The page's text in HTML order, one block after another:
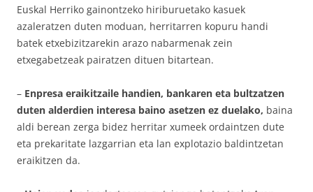
Euskal Herriko gainontzeko hiriburuetako kasuek
azaleratzen duten moduan, herritarren kopuru handi
batek etxebizitzarekin arazo nabarmenak zein
etxegabetzeak pairatzen dituen bitartean.
– Enpresa eraikitzaile handien, bankaren eta bultzatzen
duten alderdien interesa baino asetzen ez duelako, baina
aldi berean zerga bidez herritar xumeek ordaintzen dute
eta prekaritate lazgarrian eta lan explotazio baldintzetan
eraikitzen da.